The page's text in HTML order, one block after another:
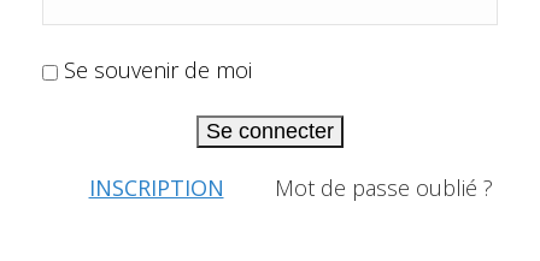
Se souvenir de moi
Se connecter
INSCRIPTION Mot de passe oublié ?